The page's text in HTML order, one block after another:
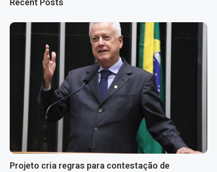
Recent Posts
Projeto cria regras para contestação de